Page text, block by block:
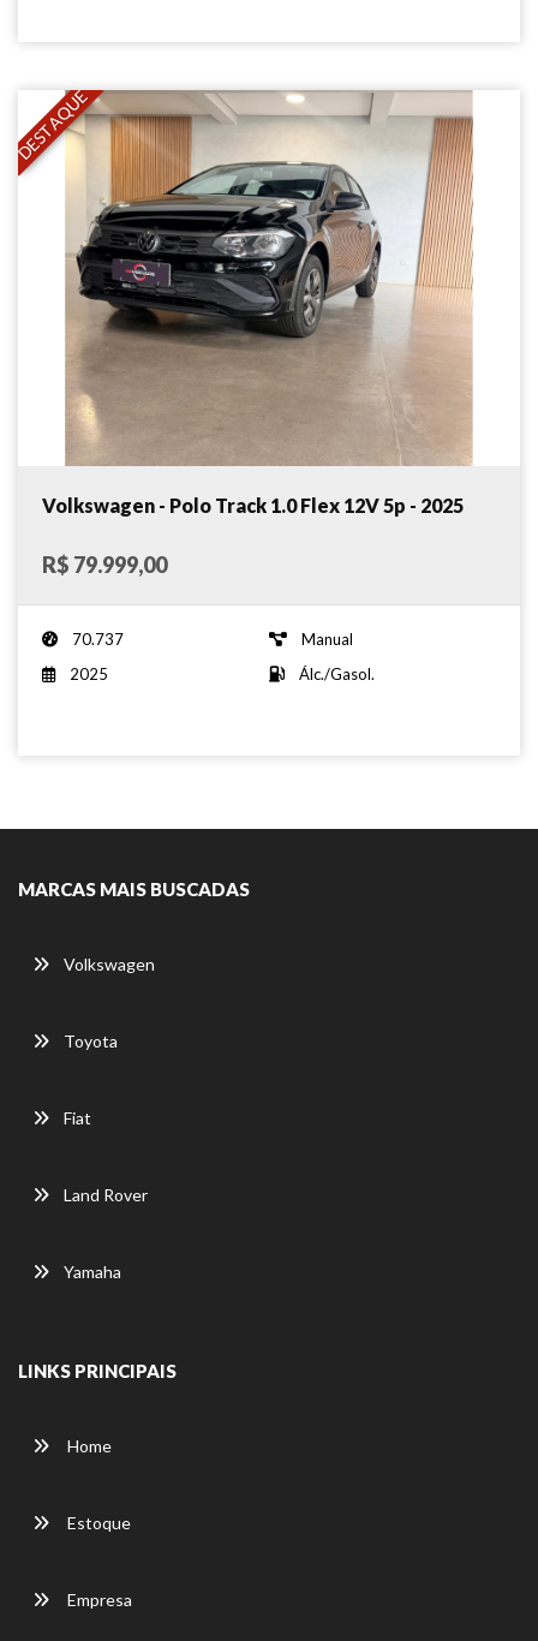
DESTAQUE
Volkswagen - Polo Track 1.0 Flex 12V 5p - 2025
R$ 79.999,00
70.737
Manual
2025
Álc./Gasol.
MARCAS MAIS BUSCADAS
Volkswagen
Toyota
Fiat
Land Rover
Yamaha
LINKS PRINCIPAIS
Home
Estoque
Empresa